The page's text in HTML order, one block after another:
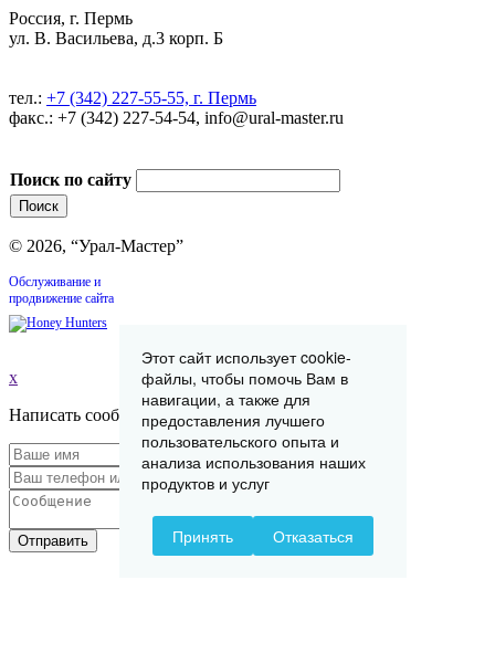
Россия, г. Пермь
ул. В. Васильева, д.3 корп. Б
тел.: +7 (342) 227-55-55, г. Пермь
факс.: +7 (342) 227-54-54, info@ural-master.ru
Поиск по сайту
© 2026, “Урал-Мастер”
Обслуживание и
продвижение сайта
x
Написать сообщение
Отправить
Этот сайт использует cookie-
файлы, чтобы помочь Вам в
навигации, а также для
предоставления лучшего
пользовательского опыта и
анализа использования наших
продуктов и услуг
Принять Отказаться